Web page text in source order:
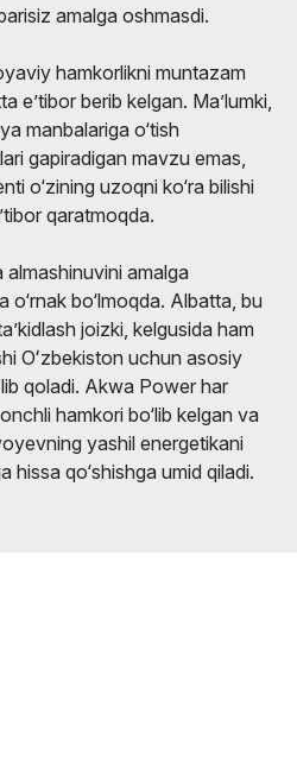
amalga oshmasdi.
hamkorlikni muntazam
e’tibor berib kelgan. Ma’lumki,
manbalariga o‘tish
gapiradigan mavzu emas,
o‘zining uzoqni ko‘ra bilishi
qaratmoqda.
almashinuvini amalga
bo‘lmoqda. Albatta, bu
joizki, kelgusida ham
Oʻzbekiston uchun asosiy
qoladi. Akwa Power har
hamkori bo‘lib kelgan va
yashil energetikani
hissa qo‘shishga umid qiladi.